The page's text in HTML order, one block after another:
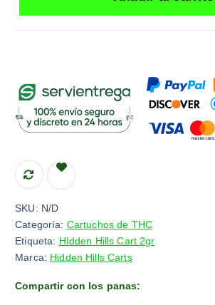
SKU: N/D
Categoría: Cartuchos de THC
Etiqueta: HIdden Hills Cart 2gr
Marca: Hidden Hills Carts
Compartir con los panas: